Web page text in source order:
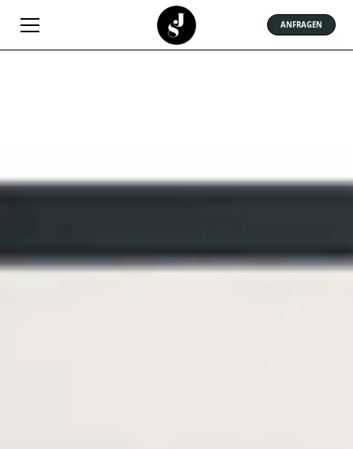
ANFRAGEN